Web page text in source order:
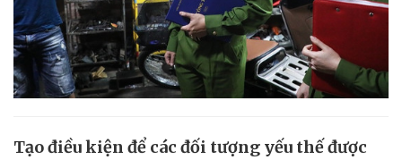
Tạo điều kiện để các đối tượng yếu thế được